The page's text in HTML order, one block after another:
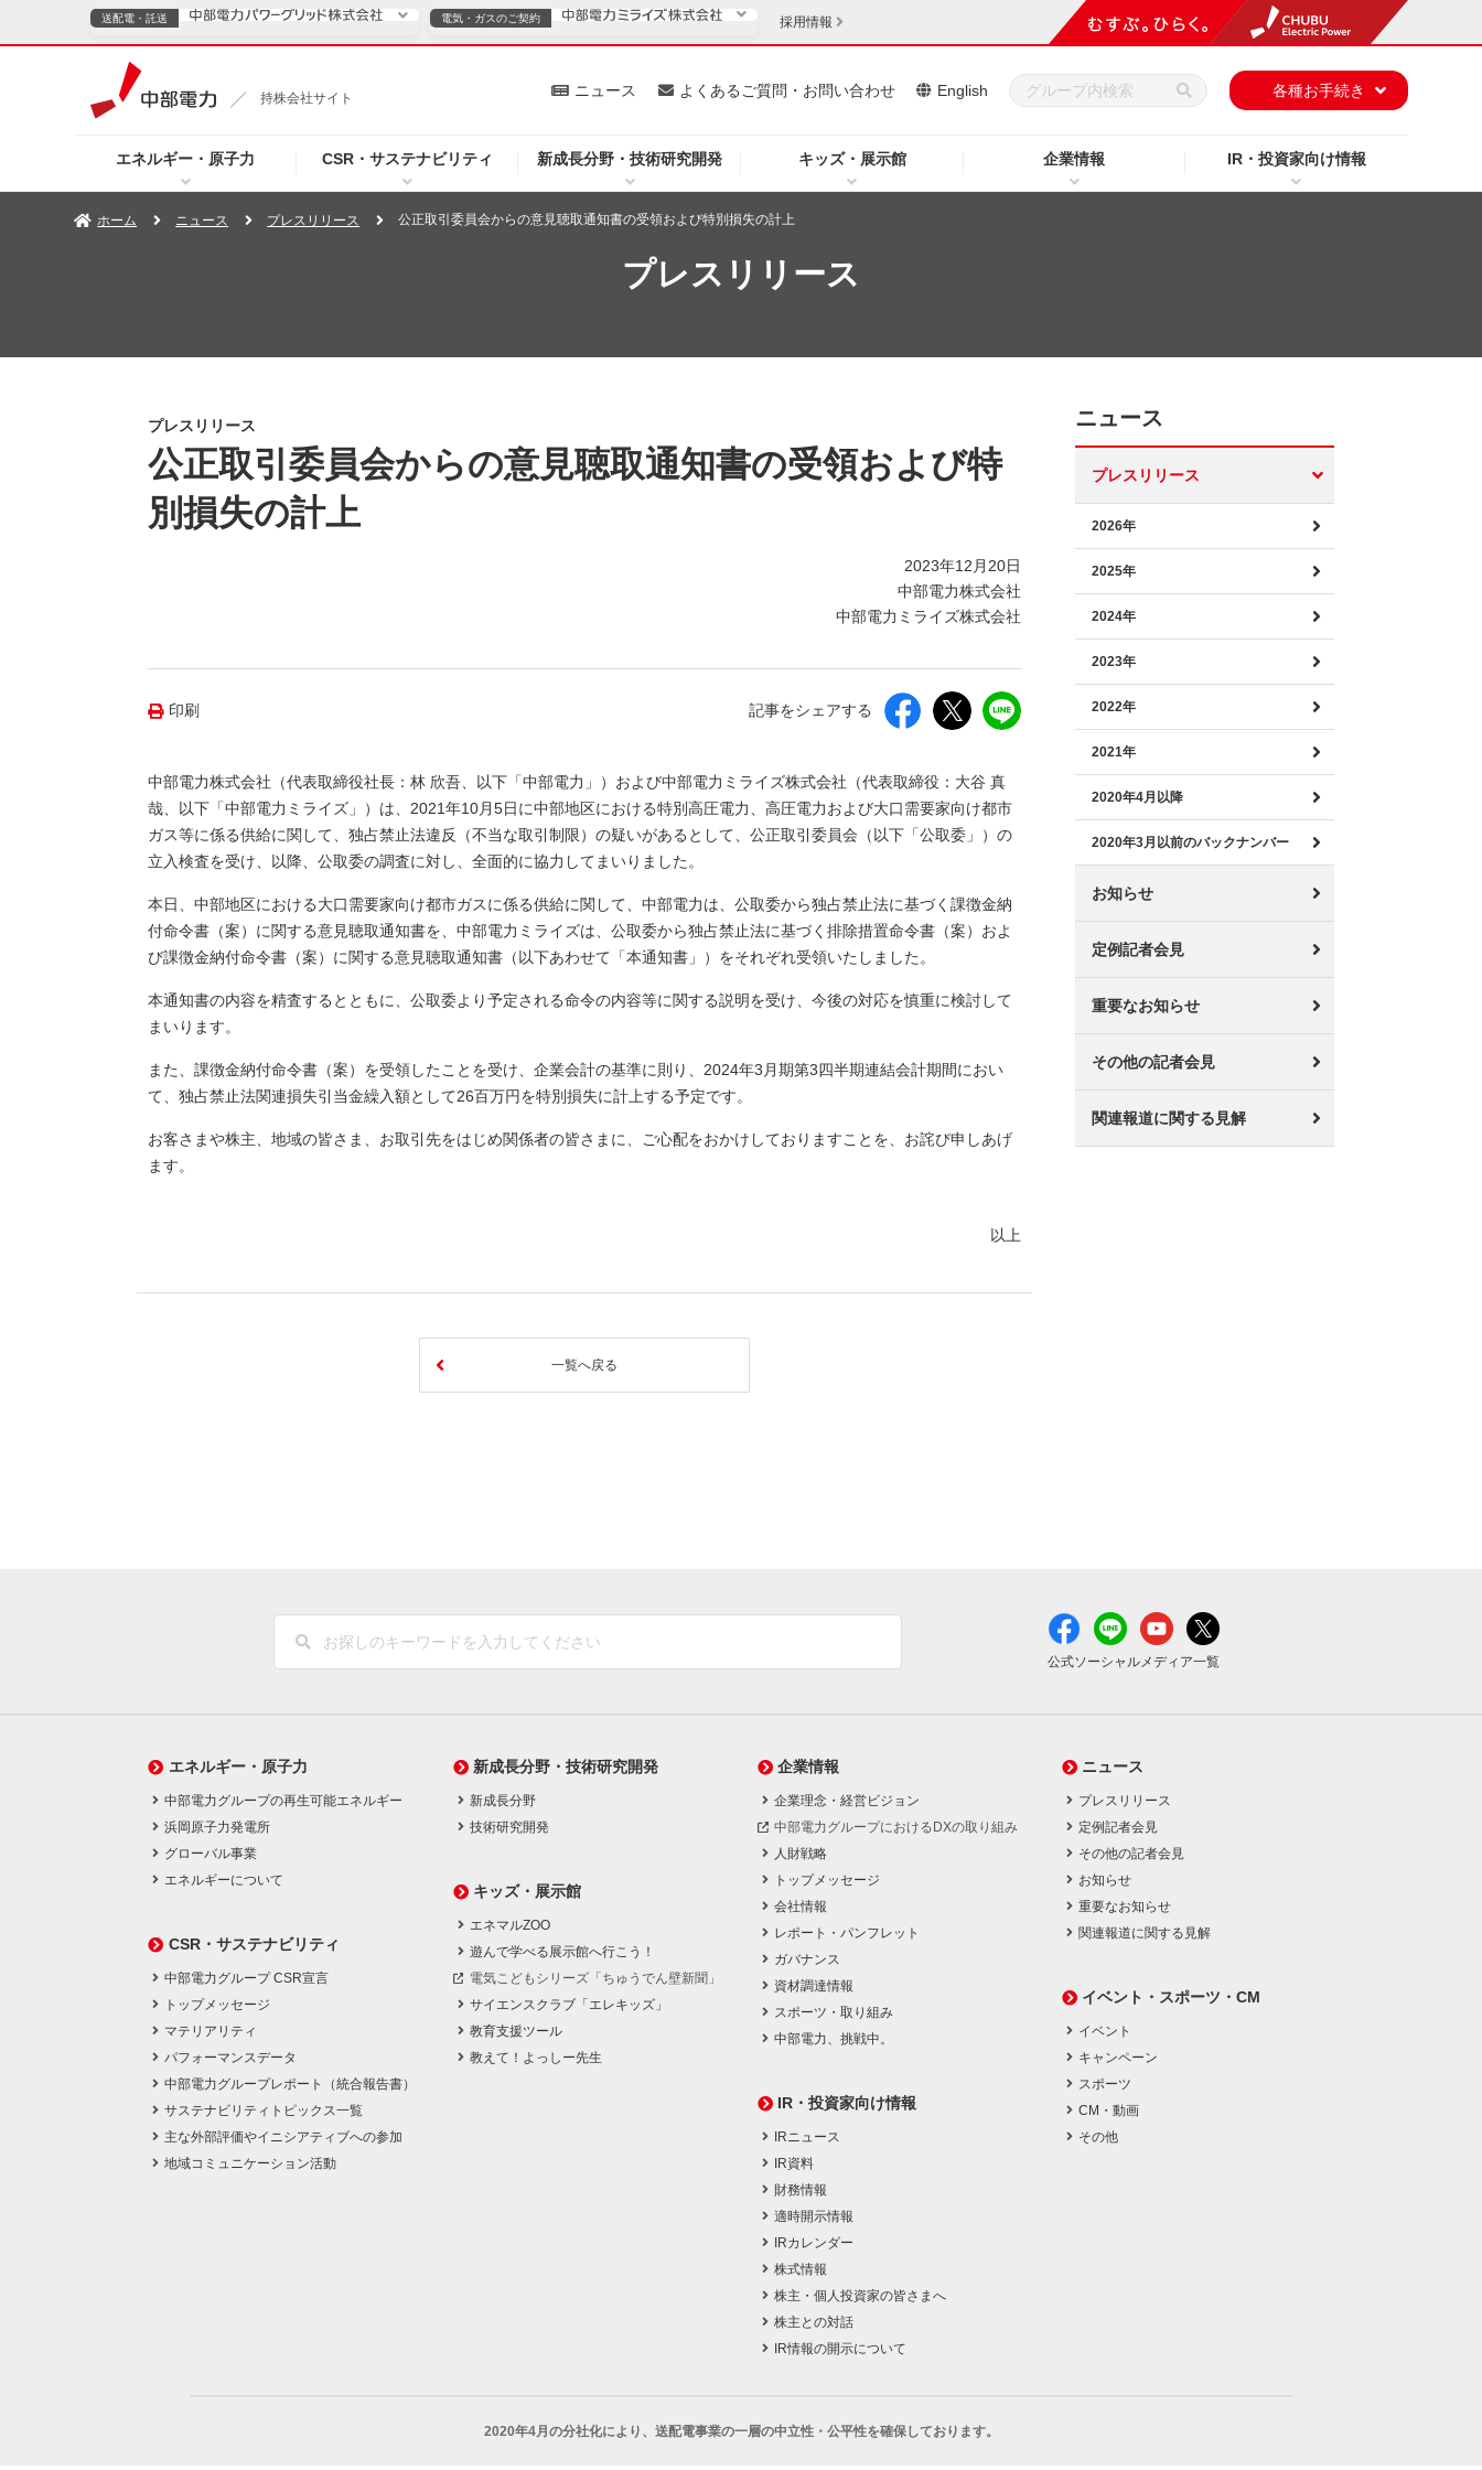
持株会社サイト
エネルギー・原子力 CSR・サステナビリティ 新成長分野・技術研究開発 キッズ・展示館 企業情報 IR・投資家向け情報
ニュース よくあるご質問・お問い合わせ English 各種お手続き
送配電・託送
TOPページへ ご案内 安定供給
企業情報
ニュース（新しいウィンドウを開きます）
よくあるご質問・お問い合わせ
電気・ガスのご契約
電気・ガスのご契約
TOPページへ 個人のお客さま 法人のお客さま
採用情報
ホーム ニュース プレスリリース 公正取引委員会からの意見聴取通知書の受領および特別損失の計上
プレスリリース
プレスリリース
公正取引委員会からの意見聴取通知書の受領および特
別損失の計上
2023年12月20日
中部電力株式会社
中部電力ミライズ株式会社
印刷 記事をシェアする
中部電力株式会社（代表取締役社長：林 欣吾、以下「中部電力」）および中部電力ミライズ株式会社（代表取締役：大谷 真
哉、以下「中部電力ミライズ」）は、2021年10月5日に中部地区における特別高圧電力、高圧電力および大口需要家向け都市
ガス等に係る供給に関して、独占禁止法違反（不当な取引制限）の疑いがあるとして、公正取引委員会（以下「公取委」）の
立入検査を受け、以降、公取委の調査に対し、全面的に協力してまいりました。
本日、中部地区における大口需要家向け都市ガスに係る供給に関して、中部電力は、公取委から独占禁止法に基づく課徴金納
付命令書（案）に関する意見聴取通知書を、中部電力ミライズは、公取委から独占禁止法に基づく排除措置命令書（案）およ
び課徴金納付命令書（案）に関する意見聴取通知書（以下あわせて「本通知書」）をそれぞれ受領いたしました。
本通知書の内容を精査するとともに、公取委より予定される命令の内容等に関する説明を受け、今後の対応を慎重に検討して
まいります。
また、課徴金納付命令書（案）を受領したことを受け、企業会計の基準に則り、2024年3月期第3四半期連結会計期間におい
て、独占禁止法関連損失引当金繰入額として26百万円を特別損失に計上する予定です。
お客さまや株主、地域の皆さま、お取引先をはじめ関係者の皆さまに、ご心配をおかけしておりますことを、お詫び申しあげ
ます。
以上
一覧へ戻る
ニュース
プレスリリース
2026年
2025年
2024年
2023年
2022年
2021年
2020年4月以降
2020年3月以前のバックナンバー
お知らせ
定例記者会見
重要なお知らせ
その他の記者会見
関連報道に関する見解
公式ソーシャルメディア一覧
エネルギー・原子力
中部電力グループの再生可能エネルギー
浜岡原子力発電所
グローバル事業
エネルギーについて
CSR・サステナビリティ
中部電力グループ CSR宣言
トップメッセージ
マテリアリティ
パフォーマンスデータ
中部電力グループレポート（統合報告書）
サステナビリティトピックス一覧
主な外部評価やイニシアティブへの参加
地域コミュニケーション活動
新成長分野・技術研究開発
新成長分野
技術研究開発
キッズ・展示館
エネマルZOO
遊んで学べる展示館へ行こう！
電気こどもシリーズ「ちゅうでん壁新聞」
サイエンスクラブ「エレキッズ」
教育支援ツール
教えて！よっしー先生
企業情報
企業理念・経営ビジョン
中部電力グループにおけるDXの取り組み
人財戦略
トップメッセージ
会社情報
レポート・パンフレット
ガバナンス
資材調達情報
スポーツ・取り組み
中部電力、挑戦中。
IR・投資家向け情報
IRニュース
IR資料
財務情報
適時開示情報
IRカレンダー
株式情報
株主・個人投資家の皆さまへ
株主との対話
IR情報の開示について
ニュース
プレスリリース
定例記者会見
その他の記者会見
お知らせ
重要なお知らせ
関連報道に関する見解
イベント・スポーツ・CM
イベント
キャンペーン
スポーツ
CM・動画
その他
2020年4月の分社化により、 送配電事業の一層の中立性・公平性を確保しております。